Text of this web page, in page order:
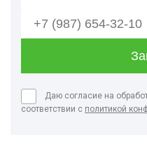
Даю согласие на
соответствии с политикой